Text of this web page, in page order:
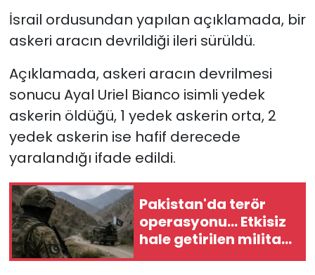
İsrail ordusundan yapılan açıklamada, bir
askeri aracın devrildiği ileri sürüldü.
Açıklamada, askeri aracın devrilmesi
sonucu Ayal Uriel Bianco isimli yedek
askerin öldüğü, 1 yedek askerin orta, 2
yedek askerin ise hafif derecede
yaralandığı ifade edildi.
Pakistan'da terör
operasyonu... Etkisiz
hale getirilen militan
sayısı 83'e yükseldi
Spor
TÜRKiYE
Video Galeri
YAŞAM
Yazarlar